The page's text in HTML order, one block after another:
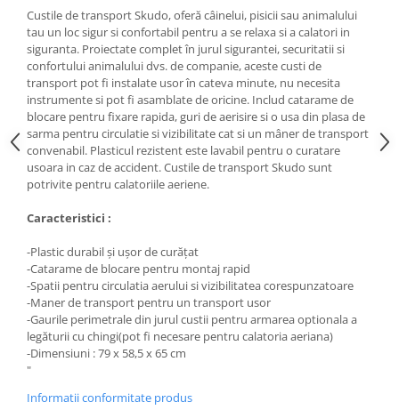
Conditioneri apa acvariu
Medii filtrante
Decoruri si plante artificiale
Accesorii acvarii
Piese de schimb
Pasari
Batoane
Colivii pentru pasari
Rozatoare
Igiena rozatoare
Hrana Rozatoare
Reptile
Hrana reptile
Igiena reptile
Decoruri terarii
Incalzitoare si pompe terarii
Custile de transport Skudo,oferă câinelui, pisicii sau animalului
tau un loc sigur si confortabil pentru a se relaxa si a calatori in
siguranta. Proiectate complet în jurul sigurantei, securitatii si
confortului animalului dvs. de companie, aceste custi de
transport pot fi instalate usor în cateva minute, nu necesita
instrumente si pot fi asamblate de oricine. Includ catarame de
blocare pentru fixare rapida, guri de aerisire si o usa din plasa de
sarma pentru circulatie si vizibilitate cat si un mâner de transport
convenabil. Plasticul rezistent este lavabil pentru o curatare
usoara in caz de accident. Custile de transport Skudo sunt
potrivite pentru calatoriile aeriene.
Caracteristici :
-Plastic durabil și ușor de curățat
-Catarame de blocare pentru montaj rapid
-Spatii pentru circulatia aerului si vizibilitatea corespunzatoare
-Maner de transport pentru un transport usor
-Gaurile perimetrale din jurul custii pentru armarea optionala a
legăturii cu chingi(pot fi necesare pentru calatoria aeriana)
-Dimensiuni : 79 x 58,5 x 65 cm
"
Informatii conformitate produs